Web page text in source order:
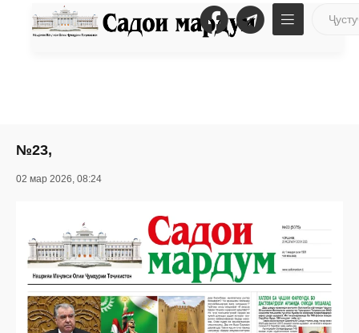
№23,
02 мар 2026, 08:24